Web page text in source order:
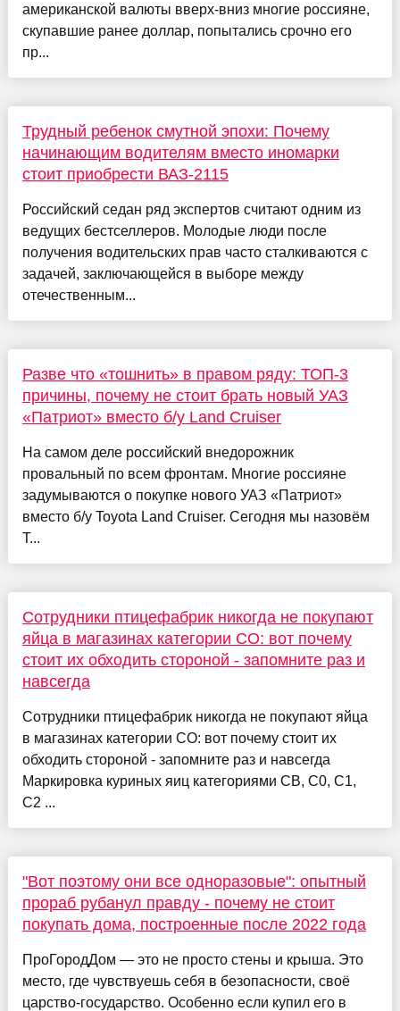
американской валюты вверх-вниз многие россияне,
скупавшие ранее доллар, попытались срочно его
пр...
Трудный ребенок смутной эпохи: Почему
начинающим водителям вместо иномарки
стоит приобрести ВАЗ-2115
Российский седан ряд экспертов считают одним из
ведущих бестселлеров. Молодые люди после
получения водительских прав часто сталкиваются с
задачей, заключающейся в выборе между
отечественным...
Разве что «тошнить» в правом ряду: ТОП-3
причины, почему не стоит брать новый УАЗ
«Патриот» вместо б/у Land Cruiser
На самом деле российский внедорожник
провальный по всем фронтам. Многие россияне
задумываются о покупке нового УАЗ «Патриот»
вместо б/у Toyota Land Cruiser. Сегодня мы назовём
Т...
Сотрудники птицефабрик никогда не покупают
яйца в магазинах категории СО: вот почему
стоит их обходить стороной - запомните раз и
навсегда
Сотрудники птицефабрик никогда не покупают яйца
в магазинах категории СО: вот почему стоит их
обходить стороной - запомните раз и навсегда
Маркировка куриных яиц категориями СВ, С0, С1,
С2 ...
"Вот поэтому они все одноразовые": опытный
прораб рубанул правду - почему не стоит
покупать дома, построенные после 2022 года
ПроГородДом — это не просто стены и крыша. Это
место, где чувствуешь себя в безопасности, своё
царство-государство. Особенно если купил его в